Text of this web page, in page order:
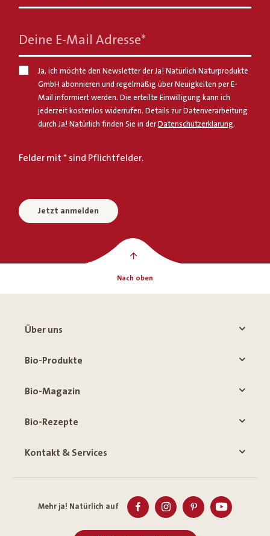
Deine E-Mail Adresse*
Ja, ich möchte den Newsletter der Ja! Natürlich Naturprodukte
GmbH abonnieren und regelmäßig über Neuigkeiten per E-
Mail informiert werden. Die erteilte Einwilligung kann ich
jederzeit kostenlos widerrufen. Details zur Datenverarbeitung
durch Ja! Natürlich finden Sie in derDatenschutzerklärung.
Felder mit * sind Pflichtfelder.
Jetzt anmelden
Nach oben
Über uns
Bio-Produkte
Bio-Magazin
Bio-Rezepte
Kontakt & Services
Mehr ja! Natürlich auf